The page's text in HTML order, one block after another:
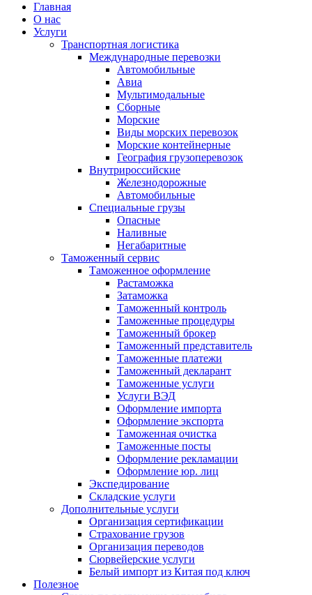
Главная
О нас
Услуги
Транспортная логистика
Международные перевозки
Автомобильные
Авиа
Мультимодальные
Сборные
Морские
Виды морских перевозок
Морские контейнерные
География грузоперевозок
Внутрироссийские
Железнодорожные
Автомобильные
Специальные грузы
Опасные
Наливные
Негабаритные
Таможенный сервис
Таможенное оформление
Растаможка
Затаможка
Таможенный контроль
Таможенные процедуры
Таможенный брокер
Таможенный представитель
Таможенные платежи
Таможенный декларант
Таможенные услуги
Услуги ВЭД
Оформление импорта
Оформление экспорта
Таможенная очистка
Таможенные посты
Оформление рекламации
Оформление юр. лиц
Экспедирование
Складские услуги
Дополнительные услуги
Организация сертификации
Страхование грузов
Организация переводов
Сюрвейерские услуги
Белый импорт из Китая под ключ
Полезное